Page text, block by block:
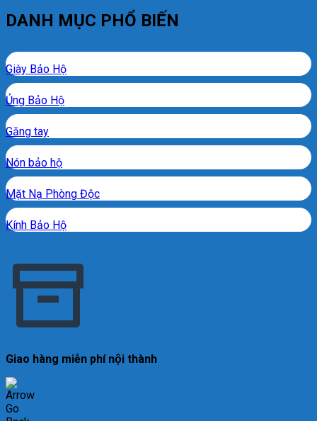
DANH MỤC PHỔ BIẾN
Giày Bảo Hộ
Ủng Bảo Hộ
Găng tay
Nón bảo hộ
Mặt Nạ Phòng Độc
Kính Bảo Hộ
Giao hàng miễn phí nội thành